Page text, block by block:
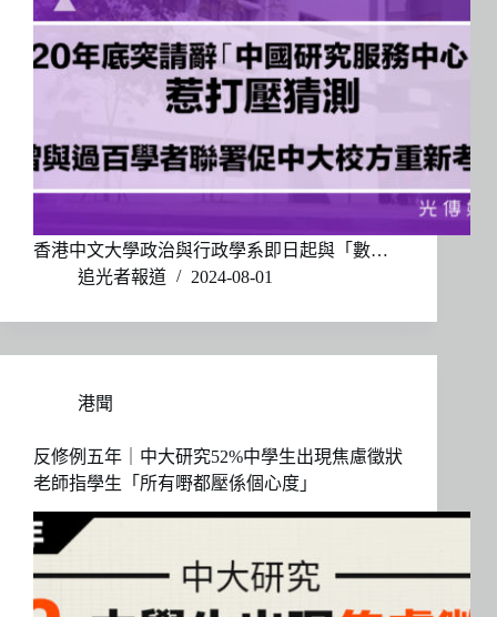
香港中文大學政治與行政學系即日起與「數…
追光者報道
2024-08-01
港聞
反修例五年｜中大研究52%中學生出現焦慮徵狀
老師指學生「所有嘢都壓係個心度」